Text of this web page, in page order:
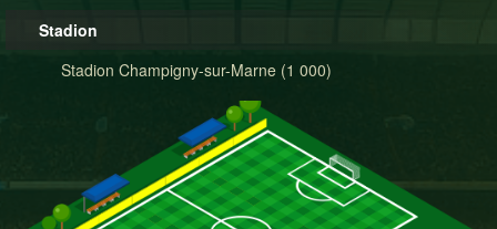
Stadion
Stadion Champigny-sur-Marne (1 000)